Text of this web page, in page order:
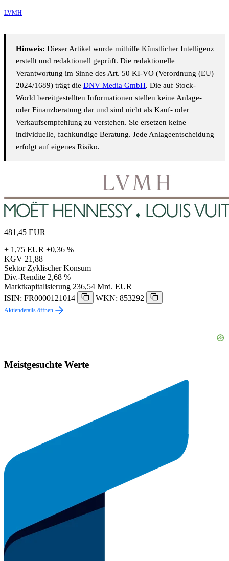
LVMH
Hinweis: Dieser Artikel wurde mithilfe Künstlicher Intelligenz
erstellt und redaktionell geprüft. Die redaktionelle
Verantwortung im Sinne des Art. 50 KI-VO (Verordnung (EU)
2024/1689) trägt die DNV Media GmbH. Die auf Stock-
World bereitgestellten Informationen stellen keine Anlage-
oder Finanzberatung dar und sind nicht als Kauf- oder
Verkaufsempfehlung zu verstehen. Sie ersetzen keine
individuelle, fachkundige Beratung. Jede Anlageentscheidung
erfolgt auf eigenes Risiko.
481,45 EUR
+ 1,75 EUR +0,36 %
KGV 21,88
Sektor Zyklischer Konsum
Div.-Rendite 2,68 %
Marktkapitalisierung 236,54 Mrd. EUR
ISIN: FR0000121014
WKN: 853292
Aktiendetails öffnen
Meistgesuchte Werte